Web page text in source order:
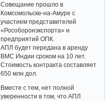
Совещание прошло в
Комсомольске-на-Амуре с
участием представителей
«Рособоронэкспорта» и
предприятий ОПК.
АПЛ будет передана в аренду
ВМС Индии сроком на 10 лет.
Стоимость контракта составляет
650 млн дол.
Вместе с тем, нет полной
уверенности в том, что АПЛ